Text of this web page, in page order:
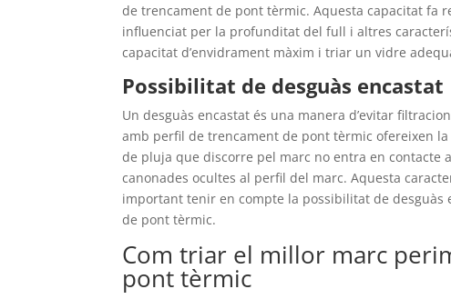
de trencament de pont tèrmic. Aquesta capacitat fa
influenciat per la profunditat del full i altres
capacitat d’envidrament màxim i triar un vidre
Possibilitat de desguàs encastat
Un desguàs encastat és una manera d’evitar
amb perfil de trencament de pont tèrmic ofereixen
de pluja que discorre pel marc no entra en contacte
canonades ocultes al perfil del marc. Aquesta
important tenir en compte la possibilitat de
de pont tèrmic.
Com triar el millor marc
pont tèrmic